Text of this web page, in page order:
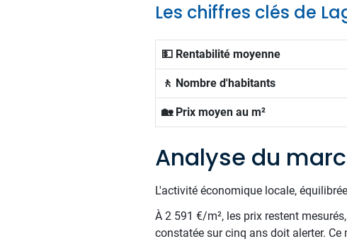
Les chiffres clés de
💵 Rentabilité moyenne
🚶 Nombre d'habitants
🏡 Prix moyen au m²
Analyse du
L'activité économique locale,
À 2 591 €/m², les prix restent
constatée sur cinq ans doit alerter.